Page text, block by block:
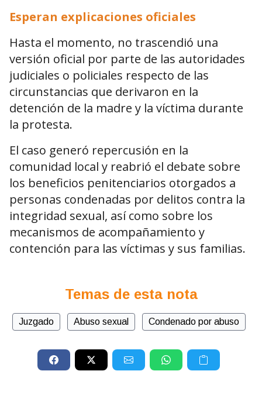
Esperan explicaciones oficiales
Hasta el momento, no trascendió una
versión oficial por parte de las autoridades
judiciales o policiales respecto de las
circunstancias que derivaron en la
detención de la madre y la víctima durante
la protesta.
El caso generó repercusión en la
comunidad local y reabrió el debate sobre
los beneficios penitenciarios otorgados a
personas condenadas por delitos contra la
integridad sexual, así como sobre los
mecanismos de acompañamiento y
contención para las víctimas y sus familias.
Temas de esta nota
Juzgado Abuso sexual Condenado por abuso